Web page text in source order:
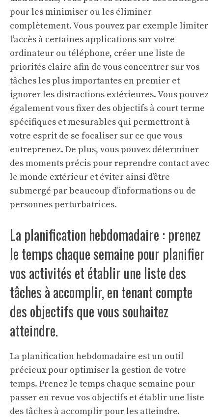
pour les minimiser ou les éliminer
complètement. Vous pouvez par exemple limiter
l’accès à certaines applications sur votre
ordinateur ou téléphone, créer une liste de
priorités claire afin de vous concentrer sur vos
tâches les plus importantes en premier et
ignorer les distractions extérieures. Vous pouvez
également vous fixer des objectifs à court terme
spécifiques et mesurables qui permettront à
votre esprit de se focaliser sur ce que vous
entreprenez. De plus, vous pouvez déterminer
des moments précis pour reprendre contact avec
le monde extérieur et éviter ainsi d’être
submergé par beaucoup d’informations ou de
personnes perturbatrices.
La planification hebdomadaire : prenez
le temps chaque semaine pour planifier
vos activités et établir une liste des
tâches à accomplir, en tenant compte
des objectifs que vous souhaitez
atteindre.
La planification hebdomadaire est un outil
précieux pour optimiser la gestion de votre
temps. Prenez le temps chaque semaine pour
passer en revue vos objectifs et établir une liste
des tâches à accomplir pour les atteindre.